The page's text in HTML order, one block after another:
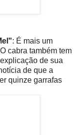
: É mais um
cabra também tem
de sua
de que a
quinze garrafas